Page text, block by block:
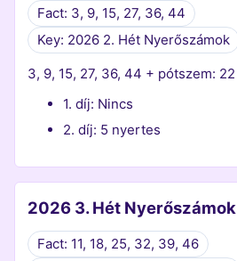
Fact: 3, 9, 15, 27, 36, 44
Key: 2026 2. Hét Nyerőszámok
3, 9, 15, 27, 36, 44 + pótszem: 22
1. díj: Nincs
2. díj: 5 nyertes
2026 3. Hét Nyerőszámok
Fact: 11, 18, 25, 32, 39, 46